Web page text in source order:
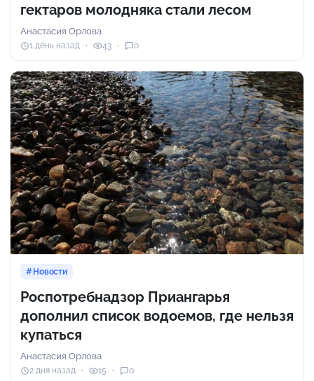
гектаров молодняка стали лесом
Анастасия Орлова
1 день назад 43 0
Новости
Роспотребнадзор Приангарья
дополнил список водоемов, где нельзя
купаться
Анастасия Орлова
2 дня назад 15 0